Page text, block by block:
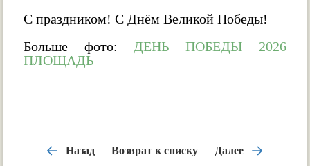
С праздником! С Днём Великой Победы!
Больше фото: ДЕНЬ ПОБЕДЫ 2026
ПЛОЩАДЬ
Назад Возврат к списку Далее